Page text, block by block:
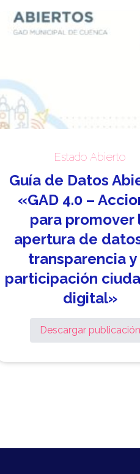
Estado Abierto
Guía de Datos
«GAD 4.0 –
para promover
apertura de
transparencia y
participación
digital»
Descargar publicación